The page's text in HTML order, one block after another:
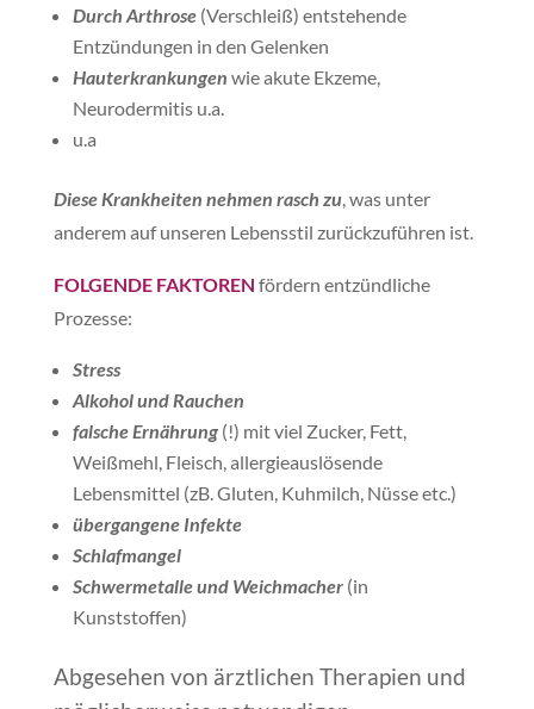
Durch Arthrose (Verschleiß) entstehende
Entzündungen in den Gelenken
Hauterkrankungen wie akute Ekzeme,
Neurodermitis u.a.
u.a
Diese Krankheiten nehmen rasch zu, was unter
anderem auf unseren Lebensstil zurückzuführen ist.
FOLGENDE FAKTOREN fördern entzündliche
Prozesse:
Stress
Alkohol und Rauchen
falsche Ernährung (!) mit viel Zucker, Fett,
Weißmehl, Fleisch, allergieauslösende
Lebensmittel (zB. Gluten, Kuhmilch, Nüsse etc.)
übergangene Infekte
Schlafmangel
Schwermetalle und Weichmacher (in
Kunststoffen)
Abgesehen von ärztlichen Therapien und